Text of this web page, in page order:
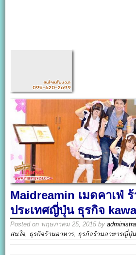
Maidreamin เมดคาเฟ่
ประเทศญี่ปุ่น ธุรกิจ
Posted on พฤษภาคม 25, 2015 by
สนใจ, ธุรกิจร้านอาหาร, ธุรกิจร้านอาหารญี่ปุ่น